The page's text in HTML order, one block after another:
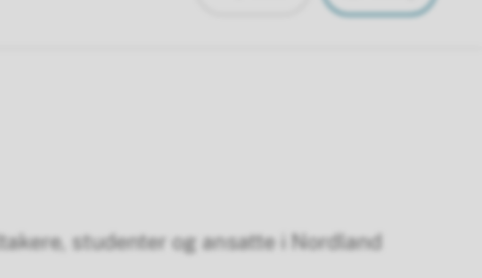
studenter og ansatte i Nordland